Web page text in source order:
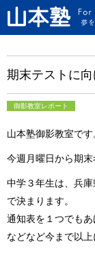
期末テストに向
御影教室レポート
山本塾御影教室です
今週月曜日から期末
中学３年生は、兵
で決まります。
通知表を１つでもあ
などなど今まで以上